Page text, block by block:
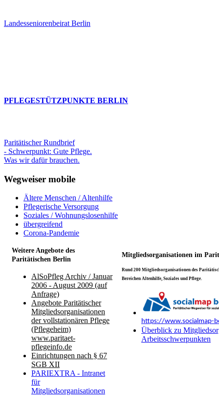
Landesseniorenbeirat Berlin
PFLEGESTÜTZPUNKTE BERLIN
Paritätischer Rundbrief
- Schwerpunkt: Gute Pflege.
Was wir dafür brauchen.
Wegweiser mobile
Ältere Menschen / Altenhilfe
Pflegerische Versorgung
Soziales / Wohnungslosenhilfe
übergreifend
Corona-Pandemie
Weitere Angebote des
Paritätischen Berlin
Mitgliedsorganisationen im
AlSoPfleg Archiv / Januar
2006 - August 2009 (auf
Anfrage)
Angebote Paritätischer
Mitgliedsorganisationen
der vollstationären Pflege
(Pflegeheim)
www.paritaet-
pflegeinfo.de
Einrichtungen nach § 67
SGB XII
PARIEXTRA - Intranet
für
Mitgliedsorganisationen
Rund 200 Mitgliedsorganisationen des
Bereichen Altenhilfe, Soziales und Pflege.
https://www.socialmap-
Überblick zu
Arbeitsschwerpunkten